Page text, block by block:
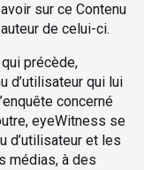
sur ce Contenu
de celui-ci.
précède,
d’utilisateur qui lui
concerné
eyeWitness se
d’utilisateur et les
médias, à des